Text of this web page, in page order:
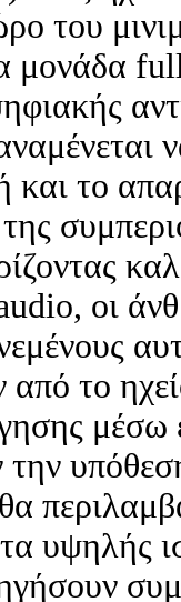
του
μονάδα
και το
οι
το
μέσω
την
υψηλής